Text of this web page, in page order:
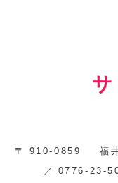
〒 910-0859 福
／
0776-23-